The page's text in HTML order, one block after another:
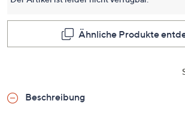
Ähnliche Produkte
Beschreibung